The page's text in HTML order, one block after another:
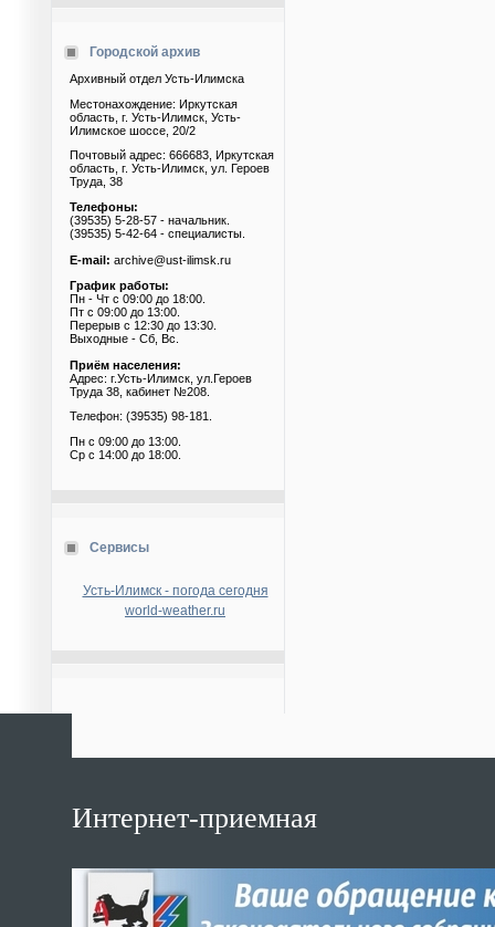
Городской архив
Архивный отдел Усть-Илимска
Местонахождение: Иркутская
область, г. Усть-Илимск, Усть-
Илимское шоссе, 20/2
Почтовый адрес: 666683, Иркутская
область, г. Усть-Илимск, ул. Героев
Труда, 38
Телефоны:
(39535) 5-28-57 - начальник.
(39535) 5-42-64 - специалисты.
E-mail: archive@ust-ilimsk.ru
График работы:
Пн - Чт с 09:00 до 18:00.
Пт с 09:00 до 13:00.
Перерыв с 12:30 до 13:30.
Выходные - Сб, Вс.
Приём населения:
Адрес: г.Усть-Илимск, ул.Героев
Труда 38, кабинет №208.
Телефон: (39535) 98-181.
Пн с 09:00 до 13:00.
Ср с 14:00 до 18:00.
Сервисы
Усть-Илимск - погода сегодня
world-weather.ru
Интернет-приемная